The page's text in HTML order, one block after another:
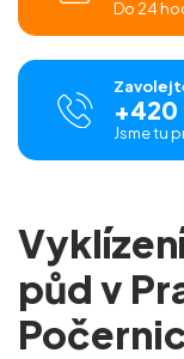
Do 24
+420
Jsme tu
půd v